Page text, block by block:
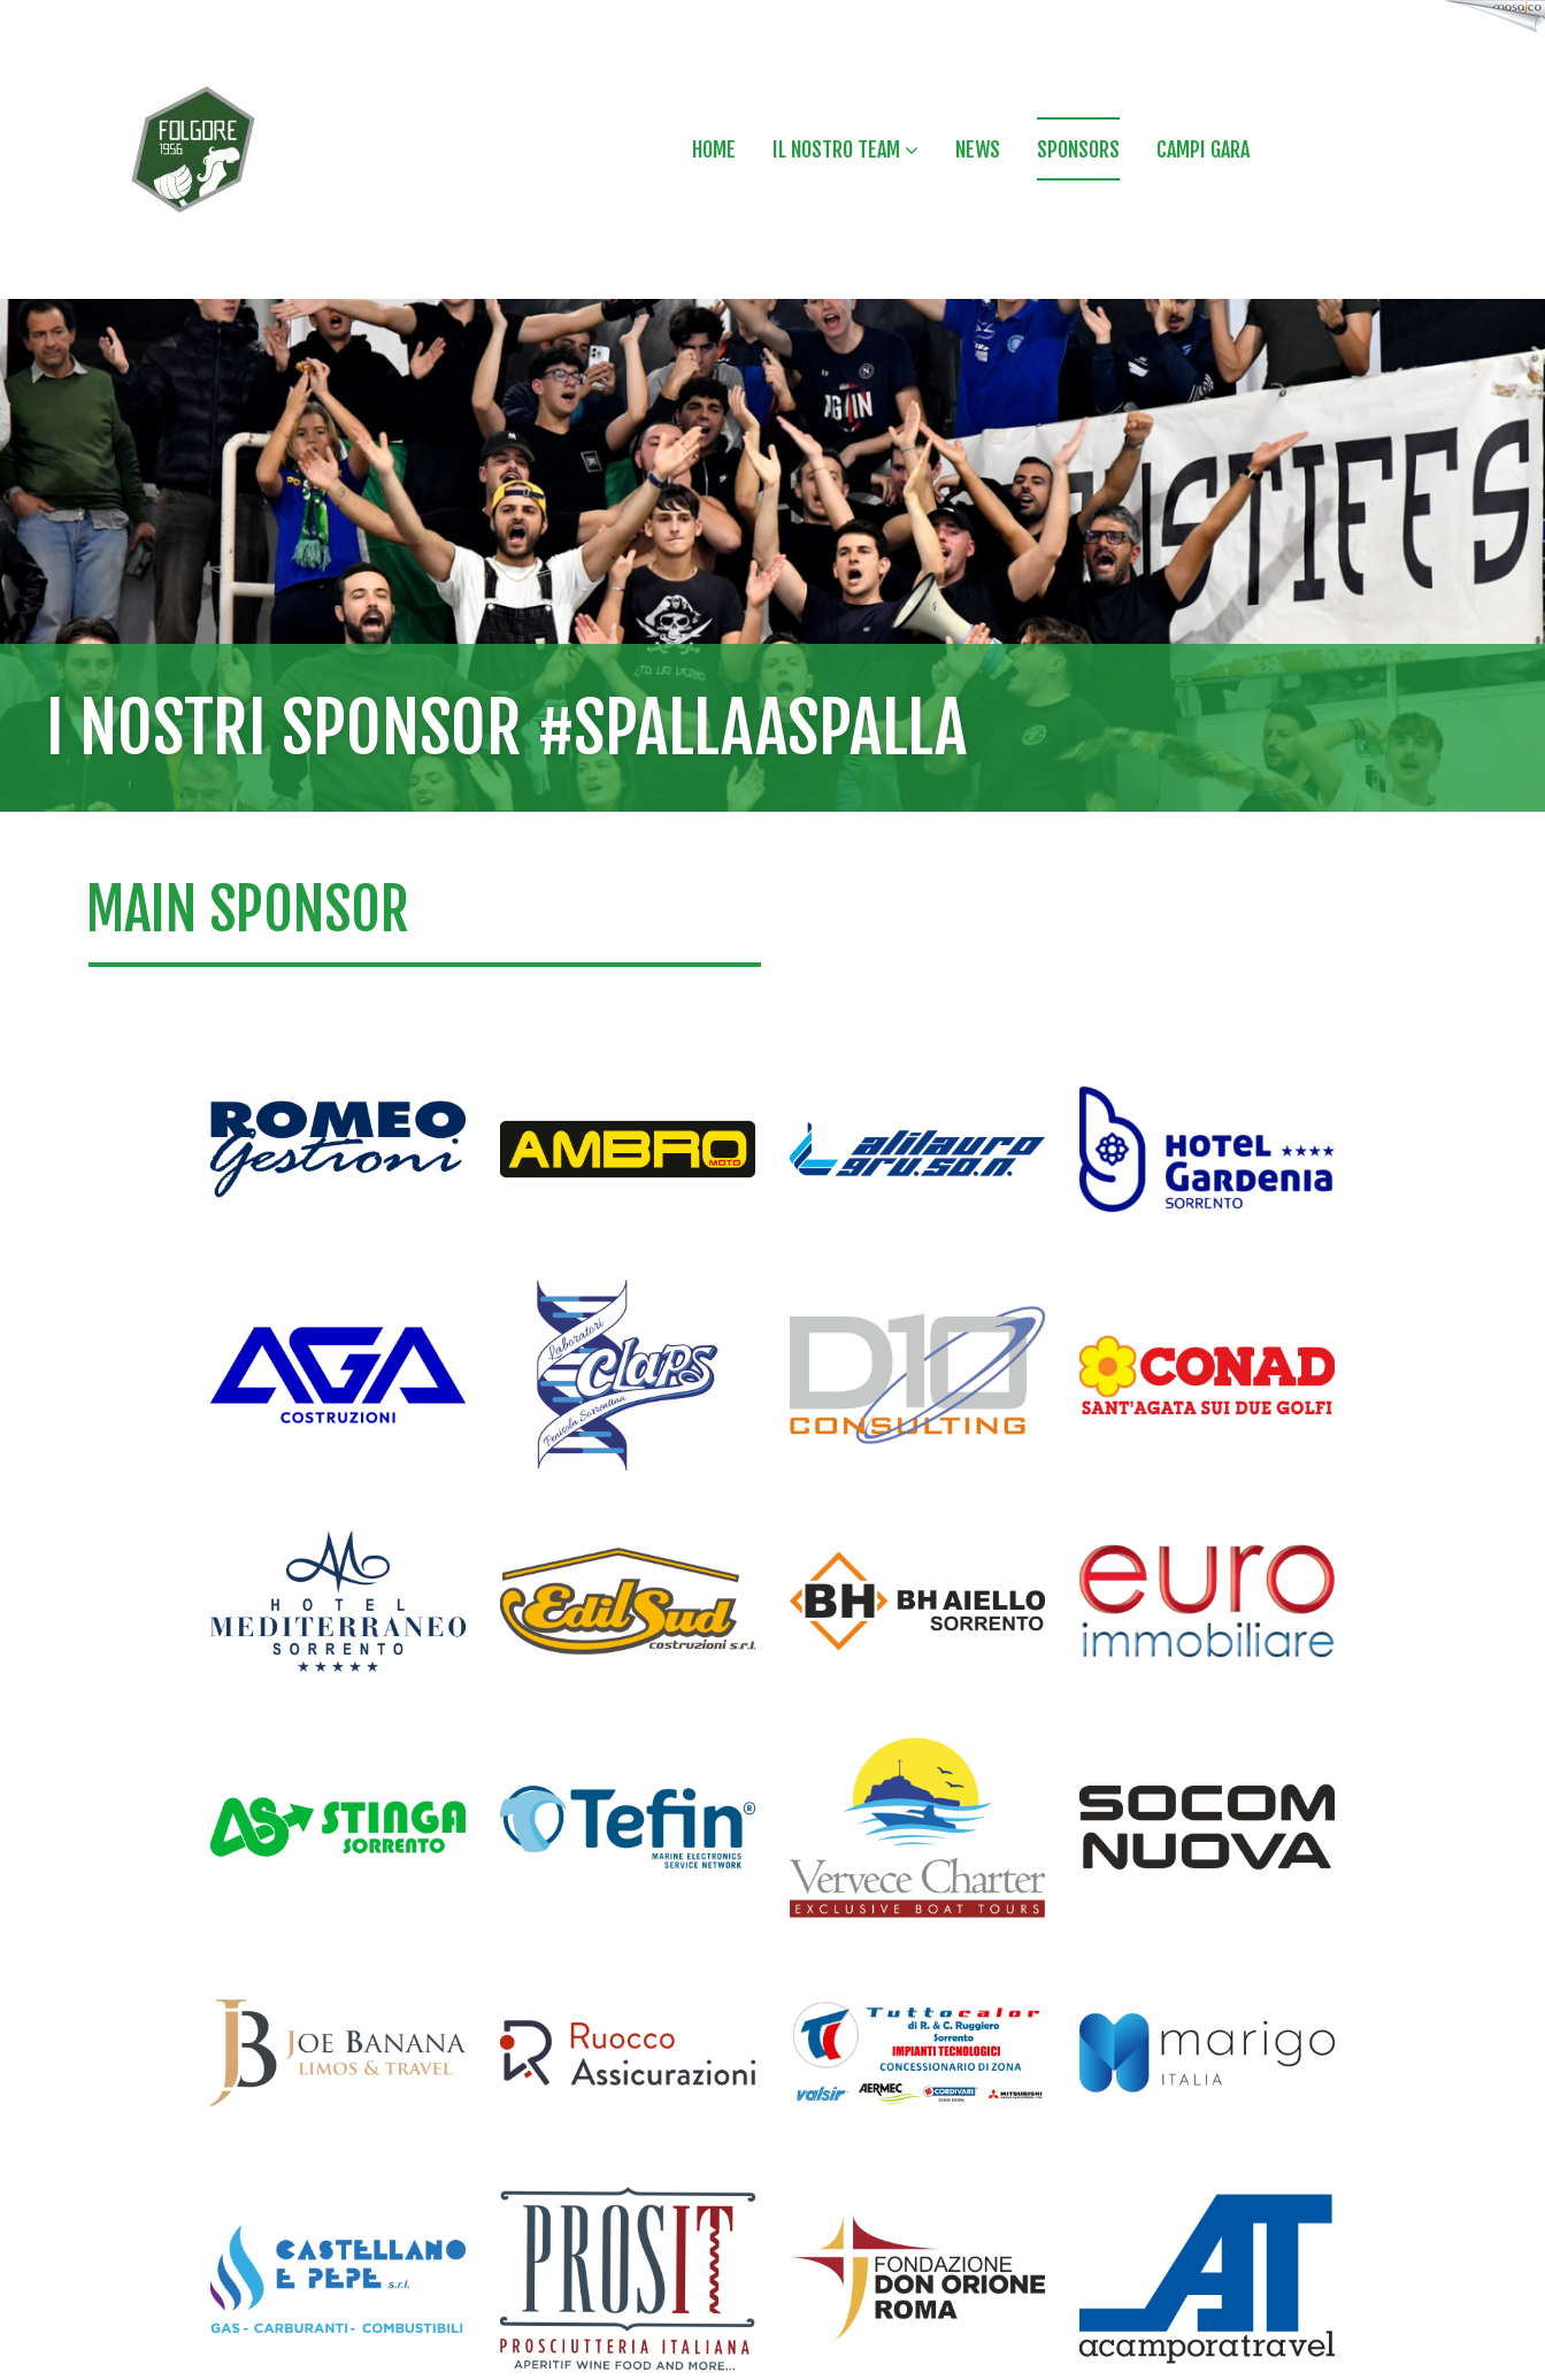
HOME IL NOSTRO TEAM NEWS SPONSORS CAMPI GARA
I NOSTRI SPONSOR #SPALLAASPALLA
MAIN SPONSOR